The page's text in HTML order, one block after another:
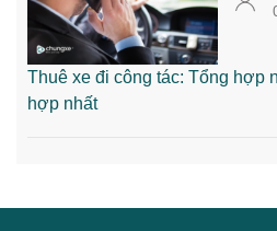
Thuê xe đi công tác: Tổng hợp
hợp nhất